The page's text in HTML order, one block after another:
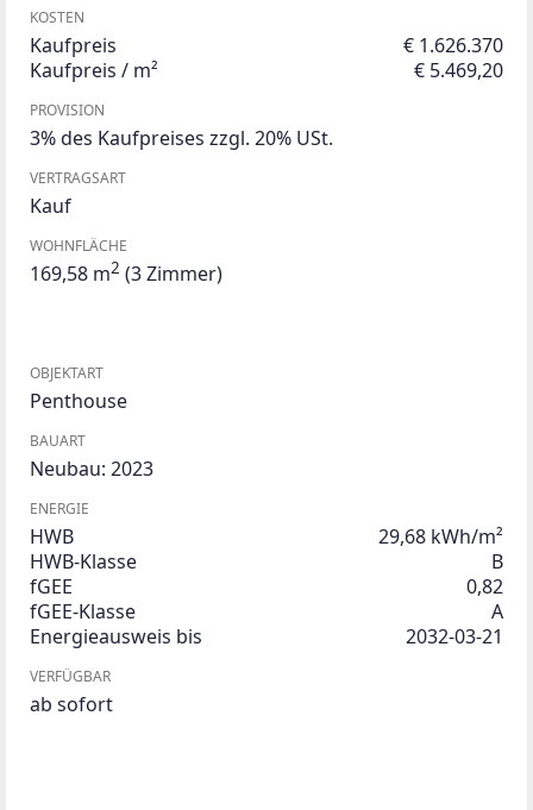
KOSTEN
Kaufpreis
€ 1.626.370
Kaufpreis / m²
€ 5.469,20
PROVISION
3% des Kaufpreises zzgl. 20% USt.
VERTRAGSART
Kauf
WOHNFLÄCHE
169,58 m2 (3 Zimmer)
OBJEKTART
Penthouse
BAUART
Neubau: 2023
ENERGIE
HWB
29,68 kWh/m²
HWB-Klasse
B
fGEE
0,82
fGEE-Klasse
A
Energieausweis bis
2032-03-21
VERFÜGBAR
ab sofort